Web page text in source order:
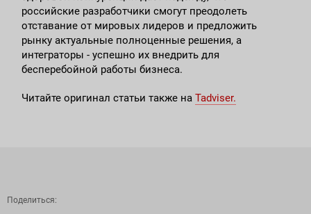
российские разработчики смогут преодолеть
отставание от мировых лидеров и предложить
рынку актуальные полноценные решения, а
интеграторы - успешно их внедрить для
бесперебойной работы бизнеса.
Читайте оригинал статьи также наTadviser.
Поделиться: